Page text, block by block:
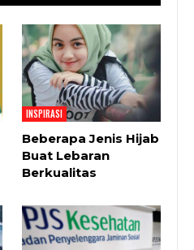
INSPIRASI
Beberapa Jenis Hijab
Buat Lebaran
Berkualitas